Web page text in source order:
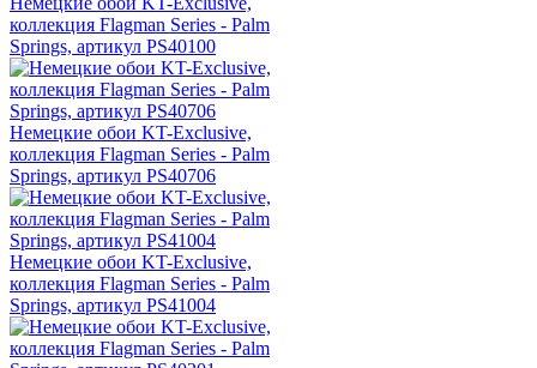
коллекция Flagman Series - Palm
Springs, артикул PS40100
Немецкие обои KT-Exclusive,
коллекция Flagman Series - Palm
Springs, артикул PS40706
Немецкие обои KT-Exclusive,
коллекция Flagman Series - Palm
Springs, артикул PS41004